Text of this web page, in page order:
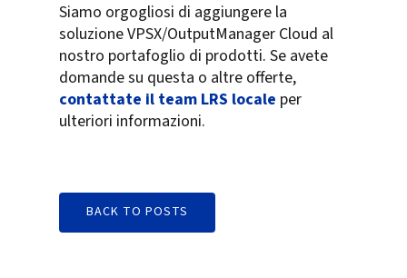
Siamo orgogliosi di aggiungere la
soluzione VPSX/OutputManager Cloud al
nostro portafoglio di prodotti. Se avete
domande su questa o altre offerte,
contattate il team LRS locale per
ulteriori informazioni.
BACK TO POSTS